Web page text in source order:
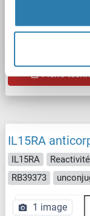
N° du produit
Fiche
IL15RA
IL15RA
RB39373
1 image